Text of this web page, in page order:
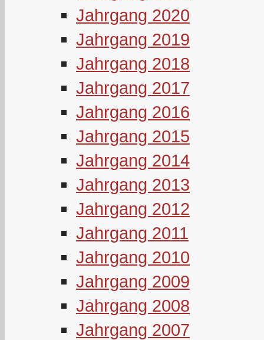
Jahrgang 2020
Jahrgang 2019
Jahrgang 2018
Jahrgang 2017
Jahrgang 2016
Jahrgang 2015
Jahrgang 2014
Jahrgang 2013
Jahrgang 2012
Jahrgang 2011
Jahrgang 2010
Jahrgang 2009
Jahrgang 2008
Jahrgang 2007